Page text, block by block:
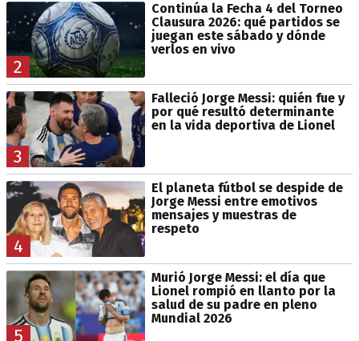
2
Continúa la Fecha 4 del Torneo
Clausura 2026: qué partidos se
juegan este sábado y dónde
verlos en vivo
3
Falleció Jorge Messi: quién fue y
por qué resultó determinante
en la vida deportiva de Lionel
4
El planeta fútbol se despide de
Jorge Messi entre emotivos
mensajes y muestras de
respeto
5
Murió Jorge Messi: el día que
Lionel rompió en llanto por la
salud de su padre en pleno
Mundial 2026